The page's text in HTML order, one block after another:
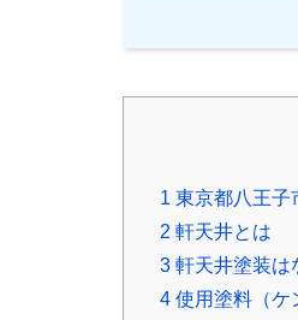
1 東京都八王子
2 軒天井とは
3 軒天井塗装は
4 使用塗料（ケ